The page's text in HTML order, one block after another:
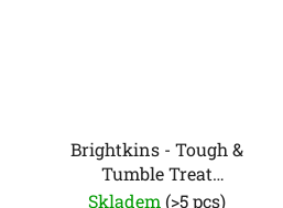
Brightkins - Tough &
Tumble Treat
Dispenser Small
Skladem (>5 pcs)